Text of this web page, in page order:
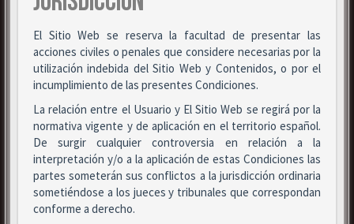
El Sitio Web se reserva la facultad de presentar las
acciones civiles o penales que considere necesarias por la
utilización indebida del Sitio Web y Contenidos, o por el
incumplimiento de las presentes Condiciones.
La relación entre el Usuario y El Sitio Web se regirá por la
normativa vigente y de aplicación en el territorio español.
De surgir cualquier controversia en relación a la
interpretación y/o a la aplicación de estas Condiciones las
partes someterán sus conflictos a la jurisdicción ordinaria
sometiéndose a los jueces y tribunales que correspondan
conforme a derecho.